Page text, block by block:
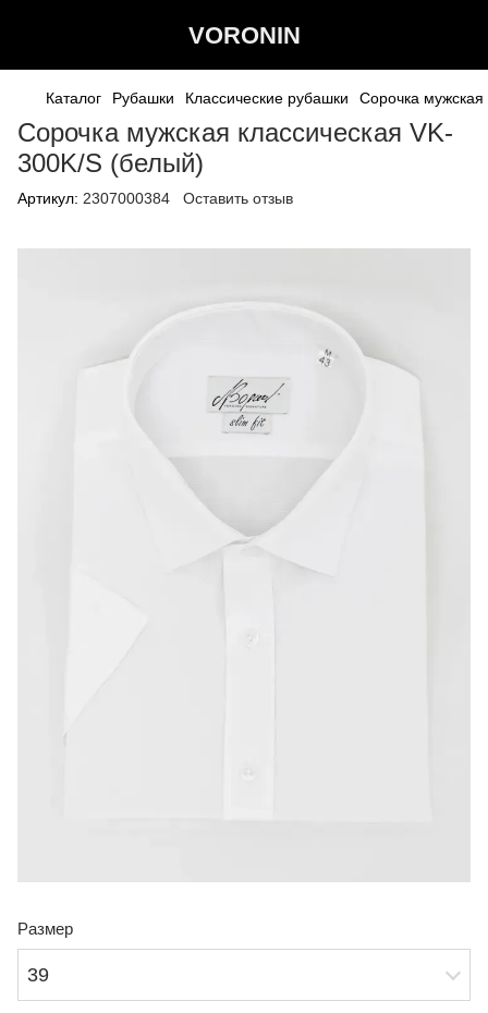
VORONIN
Каталог Рубашки Классические рубашки Сорочка мужская
Сорочка мужская классическая VK-
300K/S (белый)
Артикул: 2307000384 Оставить отзыв
Размер
39